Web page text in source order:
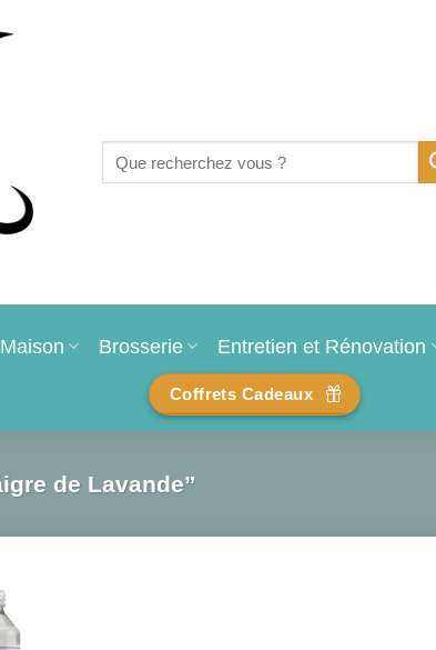
pour :
Maison Brosserie Entretien et Rénovation
Coffrets Cadeaux
de Lavande”